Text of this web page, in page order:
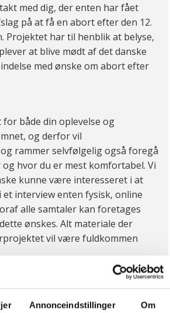
Annonceindstillinger Om
med dig, der enten har fået
på at få en abort efter den 12.
Projektet har til henblik at belyse,
at blive mødt af det danske
med ønske om abort efter
både din oplevelse og
og derfor vil
rammer selvfølgelig også foregå
hvor du er mest komfortabel. Vi
kunne være interesseret i at
et interview enten fysisk, online
alle samtaler kan foretages
ønskes. Alt materiale der
vil være fuldkommen
høre mere uddybende om
du kontakte Lucca på mail: